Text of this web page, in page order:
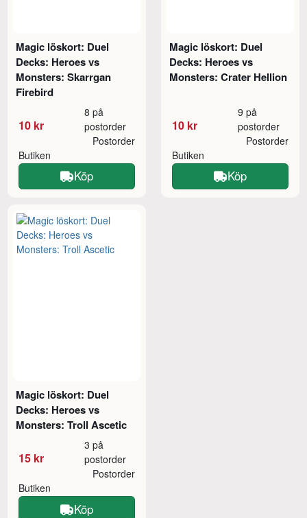
Magic löskort: Duel
Decks: Heroes vs
Monsters: Skarrgan
Firebird
10 kr
8 på
postorder
Butiken
Postorder
Köp
Magic löskort: Duel
Decks: Heroes vs
Monsters: Crater Hellion
10 kr
9 på
postorder
Butiken
Postorder
Köp
Magic löskort: Duel
Decks: Heroes vs
Monsters: Troll Ascetic
15 kr
3 på
postorder
Butiken
Postorder
Köp